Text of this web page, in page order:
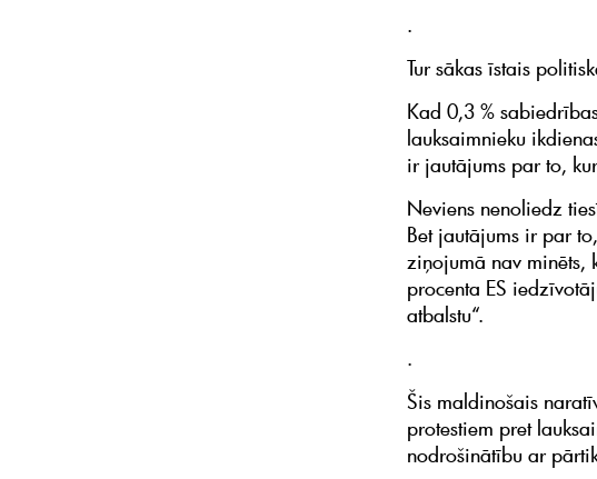
.
Tur sākas īstais
Kad 0,3 %
lauksaimnieku
ir jautājums par to,
Neviens nenoliedz
Bet jautājums ir par
ziņojumā nav minēts,
procenta ES
atbalstu“.
.
Šis maldinošais
protestiem pret
nodrošinātību ar